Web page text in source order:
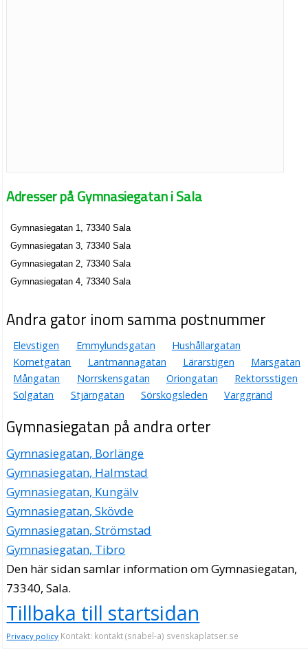
Adresser på Gymnasiegatan i Sala
Gymnasiegatan 1, 73340 Sala
Gymnasiegatan 3, 73340 Sala
Gymnasiegatan 2, 73340 Sala
Gymnasiegatan 4, 73340 Sala
Andra gator inom samma postnummer
Elevstigen Emmylundsgatan
Hushållargatan
Kometgatan
Lantmannagatan Lärarstigen
Marsgatan
Mångatan
Norrskensgatan Oriongatan
Rektorsstigen
Solgatan
Stjärngatan Sörskogsleden Varggränd
Gymnasiegatan på andra orter
Gymnasiegatan, Borlänge
Gymnasiegatan, Halmstad
Gymnasiegatan, Kungälv
Gymnasiegatan, Skövde
Gymnasiegatan, Strömstad
Gymnasiegatan, Tibro
Den här sidan samlar information om Gymnasiegatan,
73340, Sala.
Tillbaka till startsidan
Privacy policy Kontakt: kontakt (snabel-a) svenskaplatser.se